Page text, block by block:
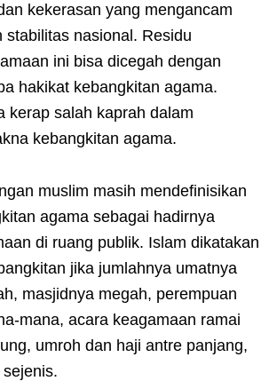
kekerasan yang mengancam
stabilitas nasional. Residu
ini bisa dicegah dengan
hakikat kebangkitan agama.
kerap salah kaprah dalam
kebangkitan agama.
muslim masih mendefinisikan
agama sebagai hadirnya
di ruang publik. Islam dikatakan
jika jumlahnya umatnya
masjidnya megah, perempuan
mana, acara keagamaan ramai
umroh dan haji antre panjang,